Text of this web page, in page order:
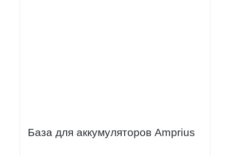
База для аккумуляторов Amprius